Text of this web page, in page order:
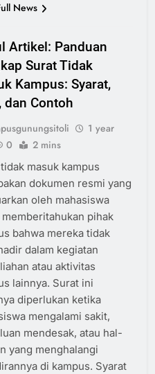
News
Artikel: Panduan
Surat Tidak
Kampus: Syarat,
dan Contoh
1 year
0 2 mins
masuk kampus
dokumen resmi yang
oleh mahasiswa
pihak
bahwa mereka tidak
dalam kegiatan
atau aktivitas
lainnya. Surat ini
diperlukan ketika
mengalami sakit,
mendesak, atau hal-
yang menghalangi
di kampus. Syarat